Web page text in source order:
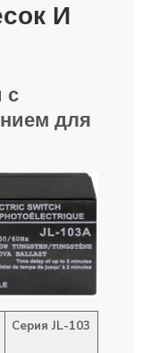
И
с
для
Серия JL-103